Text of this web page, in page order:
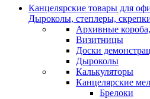
Канцелярские товары для
Дыроколы, степлеры,
Архивные
Визитницы
Доски
Дыроколы
Калькуляторы
Канцелярские
Брелоки